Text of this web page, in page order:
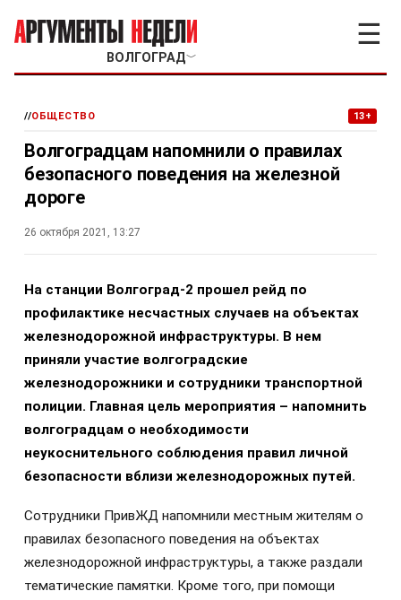
ВОЛГОГРАД﹀
☰
//ОБЩЕСТВО 13+
Волгоградцам напомнили о правилах
безопасного поведения на железной
дороге
26 октября 2021, 13:27
На станции Волгоград-2 прошел рейд по
профилактике несчастных случаев на объектах
железнодорожной инфраструктуры. В нем
приняли участие волгоградские
железнодорожники и сотрудники транспортной
полиции. Главная цель мероприятия – напомнить
волгоградцам о необходимости
неукоснительного соблюдения правил личной
безопасности вблизи железнодорожных путей.
Сотрудники ПривЖД напомнили местным жителям о
правилах безопасного поведения на объектах
железнодорожной инфраструктуры, а также раздали
тематические памятки. Кроме того, при помощи